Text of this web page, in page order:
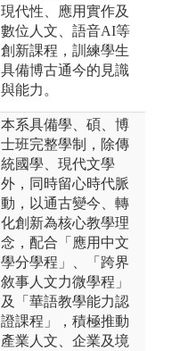
現代性、應用實作及
數位人文、語音AI等
創新課程，訓練學生
具備博古通今的見識
與能力。
本系具備學、碩、博
士班完整學制，除傳
統國學、現代文學
外，同時留心時代脈
動，以通古變今、轉
化創新為核心教學理
念，配合「應用中文
學分學程」、「跨界
敘事人文力微學程」
及「華語教學能力認
證課程」，積極推動
產業人文、企業及境